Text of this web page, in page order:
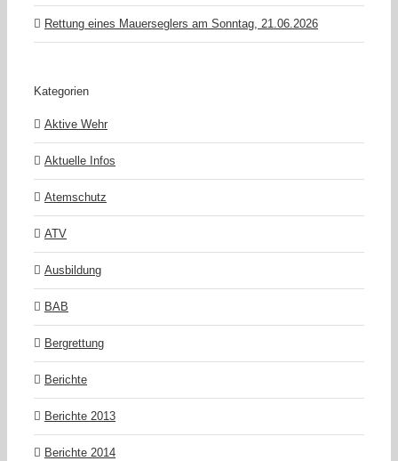
Rettung eines Mauerseglers am Sonntag, 21.06.2026
Kategorien
Aktive Wehr
Aktuelle Infos
Atemschutz
ATV
Ausbildung
BAB
Bergrettung
Berichte
Berichte 2013
Berichte 2014